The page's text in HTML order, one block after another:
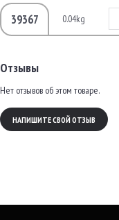
39367 0.04kg
Отзывы
Нет отзывов об этом товаре.
НАПИШИТЕ СВОЙ ОТЗЫВ